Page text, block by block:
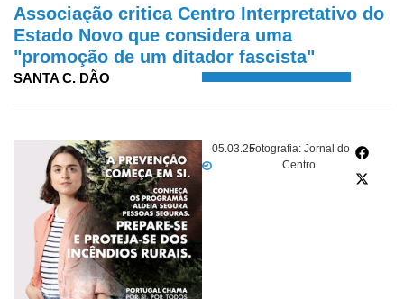
Associação critica Centro Interpretativo do
Estado Novo que considera uma
"promoção de um ditador fascista"
SANTA C. DÃO
05.03.25Fotografia: Jornal do
Centro